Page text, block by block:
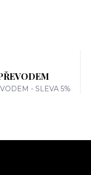
- SLEVA 5%